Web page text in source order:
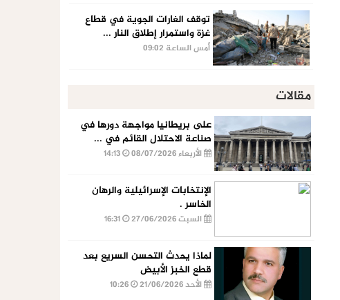
توقف الغارات الجوية في قطاع
غزة واستمرار إطلاق النار ...
أمس الساعة 09:02
مقالات
على بريطانيا مواجهة دورها في
صناعة الاحتلال القائم في ...
الأربعاء 08/07/2026
الإنتخابات الإسرائيلية والرهان
الخاسر .
السبت 27/06/2026
لماذا يحدث التحسن السريع بعد
قطع الخبز الأبيض
الأحد 21/06/2026